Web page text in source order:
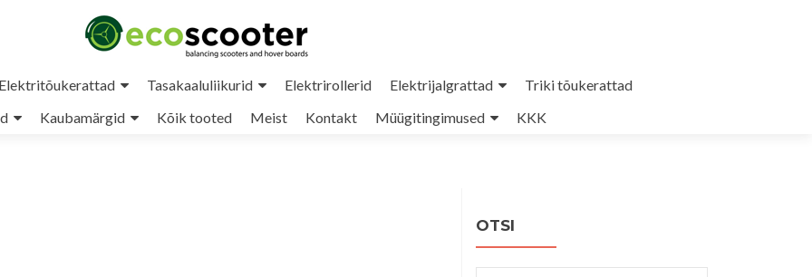
Elektritõukerattad Tasakaaluliikurid Elektrirollerid Elektrijalgrattad
Triki tõukerattad
Kaubamärgid Kõik tooted Meist Kontakt Müügitingimused KKK
OTSI